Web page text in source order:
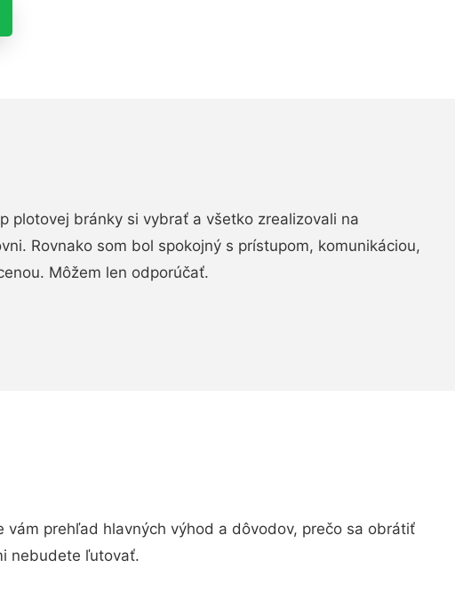
plotovej bránky si vybrať a všetko zrealizovali na
Rovnako som bol spokojný s prístupom, komunikáciou,
Môžem len odporúčať.
prehľad hlavných výhod a dôvodov, prečo sa obrátiť
nebudete ľutovať.